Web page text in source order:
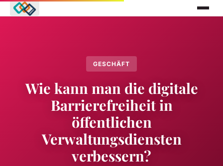
GESCHÄFT
Wie kann man die digitale
Barrierefreiheit in
öffentlichen
Verwaltungsdiensten
verbessern?